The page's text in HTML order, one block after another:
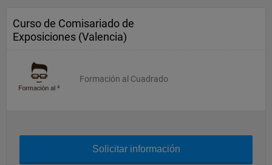
Curso de Comisariado de
Exposiciones (Valencia)
Formación al Cuadrado
Solicitar información